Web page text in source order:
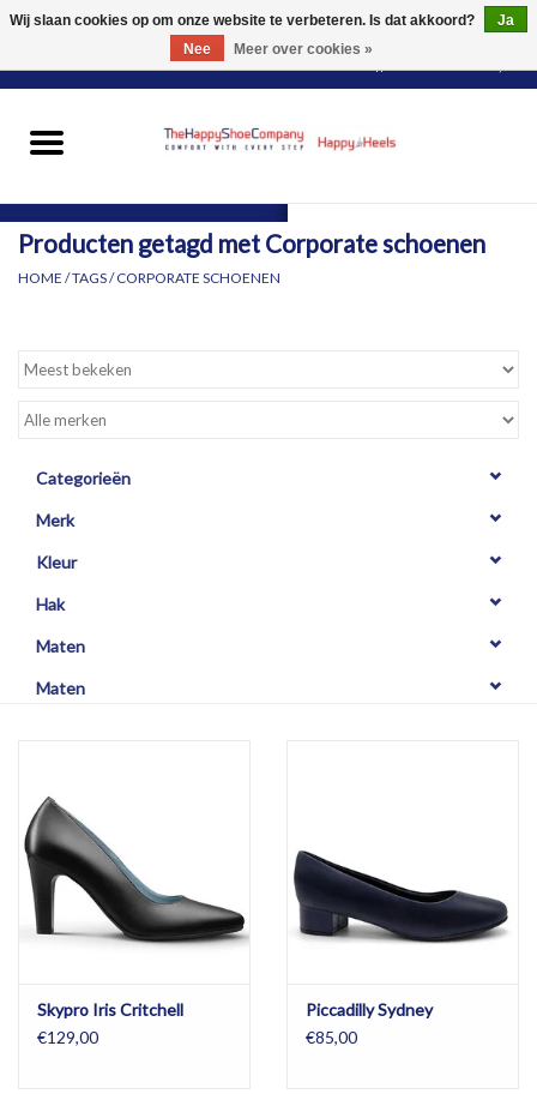
0 Artikelen - €0,00
HEREN
SCHOENEN PASSEN &
Producten getagd met Corporate schoenen
HOME /TAGS/CORPORATE SCHOENEN
Categorieën
Merk
Kleur
Hak
Maten
Maten
Skypro Iris Critchell
€129,00
Piccadilly Sydney
€85,00
Wij slaan cookies op om onze website te verbeteren. Is dat akkoord?
Ja
Nee
Meer over cookies »